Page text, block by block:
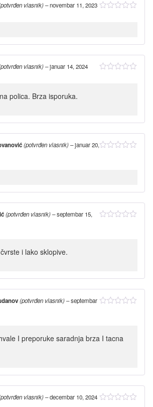
vlasnik)–novembar 11, 2023
vlasnik)–januar 14, 2024
polica. Brza isporuka.
(potvrđen vlasnik)–januar 20,
(potvrđen vlasnik)–septembar 15,
i lako sklopive.
(potvrđen vlasnik)–septembar
I preporuke saradnja brza I tacna
vlasnik)–decembar 10, 2024